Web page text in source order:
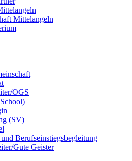
Mittelangeln
OGS
(SV)
Berufseinstiegsbegleitung
Gute Geister